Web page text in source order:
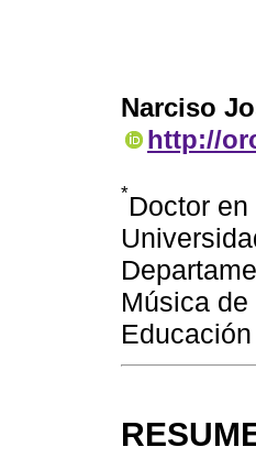
Narciso
http://
*Doctor
Música